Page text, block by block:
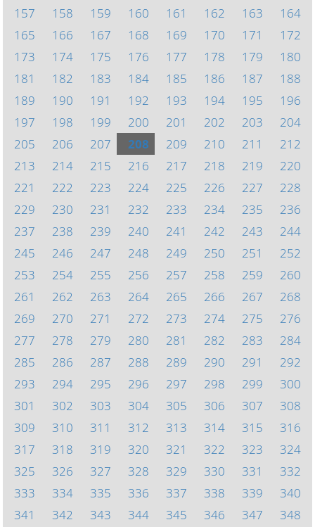
157
158 159 160 161 162 163
164
165
166 167 168 169 170 171
172
173
174 175 176 177 178 179
180
181
182 183 184 185 186 187
188
189
190 191 192 193 194 195
196
197
198 199 200 201 202 203
204
205
206 207 208 209 210 211
212
213
214 215 216 217 218 219
220
221
222 223 224 225 226 227
228
229
230 231 232 233 234 235
236
237
238 239 240 241 242 243
244
245
246 247 248 249 250 251
252
253
254 255 256 257 258 259
260
261
262 263 264 265 266 267
268
269
270 271 272 273 274 275
276
277
278 279 280 281 282 283
284
285
286 287 288 289 290 291
292
293
294 295 296 297 298 299
300
301
302 303 304 305 306 307
308
309
310 311 312 313 314 315
316
317
318 319 320 321 322 323
324
325
326 327 328 329 330 331
332
333
334 335 336 337 338 339
340
341
342 343 344 345 346 347 348